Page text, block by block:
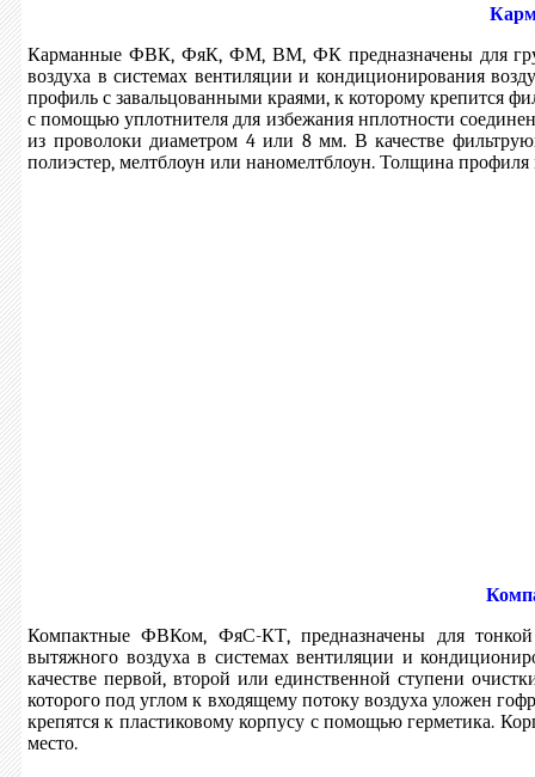
Карманные ФВК, ФяК, ФМ, ВМ, ФК предназначены для
воздуха в системах вентиляции и кондиционирования
профиль с завальцованными краями, к которому крепится
с помощью уплотнителя для избежания нплотности
из проволоки диаметром 4 или 8 мм. В качестве
полиэстер, мелтблоун или наномелтблоун. Толщина
Компактные ФВКом, ФяС-КТ, предназначены для тонкой
вытяжного воздуха в системах вентиляции и
качестве первой, второй или единственной ступени
которого под углом к входящему потоку воздуха уложен
крепятся к пластиковому корпусу с помощью герметика.
место.